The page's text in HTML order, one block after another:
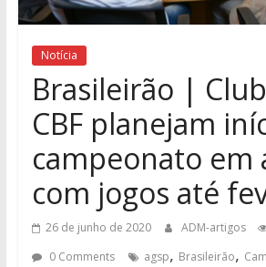
Notícia
Brasileirão |
CBF planejam
campeonato em
com jogos até
26 de junho de 2020 ADM-artigos
0 Comments
agsp, Brasileirão,